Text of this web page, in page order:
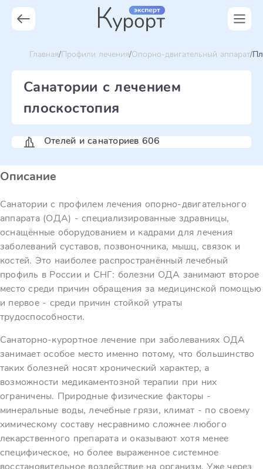
Главная Профили лечения Опорно-двигательный аппарат
Санатории с лечением
плоскостопия
Отелей и санаториев 606
Описание
Санатории с профилем лечения опорно-двигательного
аппарата (ОДА) - специализированные здравницы,
оснащённые оборудованием и кадрами для лечения
заболеваний суставов, позвоночника, мышц, связок и
костей. Это наиболее распространённый лечебный
профиль в России и СНГ: болезни ОДА занимают второе
место среди причин обращения за медицинской помощью
и первое - среди причин стойкой утраты
трудоспособности.
Санаторно-курортное лечение при заболеваниях ОДА
занимает особое место именно потому, что большинство
таких болезней носят хронический характер, а
возможности медикаментозной терапии при них
ограничены. Природные физические факторы -
минеральные воды, лечебные грязи, климат - по своему
химическому составу несравнимо сложнее любого
лекарственного препарата и оказывают хотя менее
специфическое, но более выраженное системное